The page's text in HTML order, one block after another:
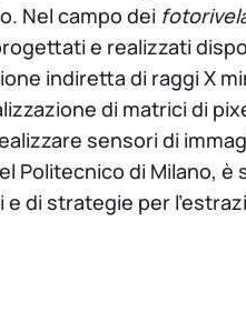
Nel campo dei
e realizzati
indiretta di raggi X
di matrici di
sensori di
Politecnico di Milano,
di strategie per